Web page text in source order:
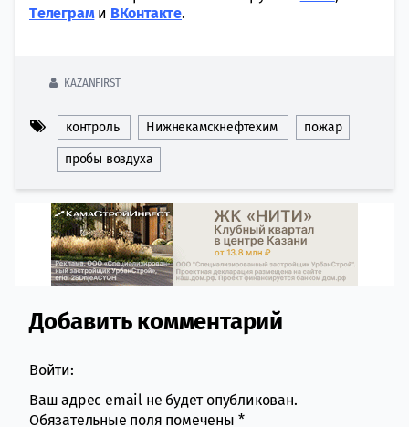
Tелеграми ВКонтакте.
KAZANFIRST
контроль Нижнекамскнефтехим пожар
пробы воздуха
Comment section
Добавить комментарий
Войти:
Ваш адрес email не будет опубликован.
Обязательные поля помечены *